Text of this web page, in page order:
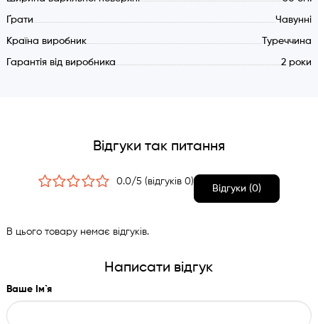
Ґрати Чавунні
Країна виробник Туреччина
Гарантія від виробника 2 роки
Відгуки так питання
0.0/5 (відгуків 0)
Відгуки (0)
В цього товару немає відгуків.
Написати відгук
Ваше Ім`я